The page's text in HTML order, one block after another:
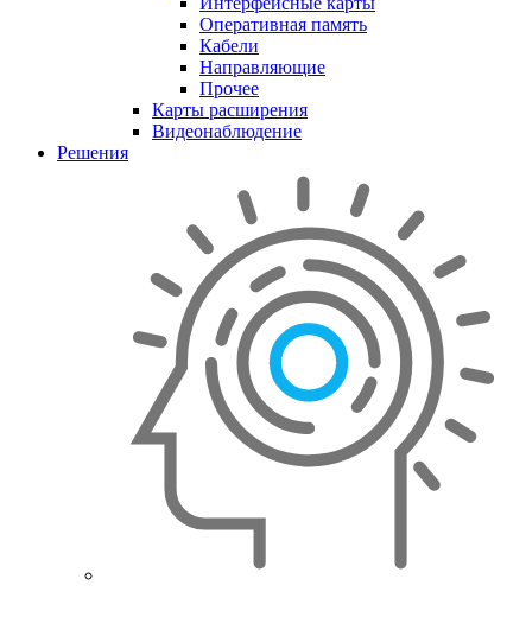
Оперативная память
Кабели
Направляющие
Прочее
Карты расширения
Видеонаблюдение
Решения